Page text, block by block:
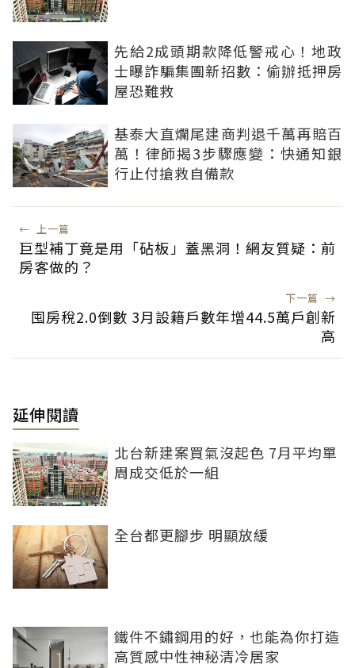
先給2成頭期款降低警戒心！地政
士曝詐騙集團新招數：偷辦抵押房
屋恐難救
基泰大直爛尾建商判退千萬再賠百
萬！律師揭3步驟應變：快通知銀
行止付搶救自備款
← 上一篇
巨型補丁竟是用「砧板」蓋黑洞！網友質疑：前
房客做的？
下一篇 →
囤房稅2.0倒數 3月設籍戶數年增44.5萬戶創新
高
延伸閱讀
北台新建案買氣沒起色 7月平均單
周成交低於一組
全台都更腳步 明顯放緩
鐵件不鏽鋼用的好，也能為你打造
高質感中性神秘清冷居家